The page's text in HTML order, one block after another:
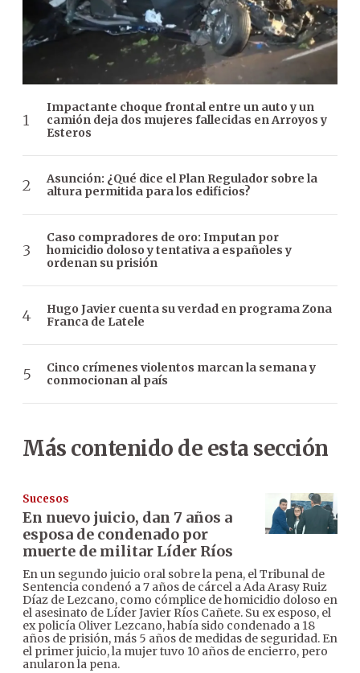
Impactante choque frontal entre un auto y un
camión deja dos mujeres fallecidas en Arroyos y
Esteros
Asunción: ¿Qué dice el Plan Regulador sobre la
altura permitida para los edificios?
Caso compradores de oro: Imputan por
homicidio doloso y tentativa a españoles y
ordenan su prisión
Hugo Javier cuenta su verdad en programa Zona
Franca de Latele
Cinco crímenes violentos marcan la semana y
conmocionan al país
Más contenido de esta sección
Sucesos
En nuevo juicio, dan 7 años a
esposa de condenado por
muerte de militar Líder Ríos
En un segundo juicio oral sobre la pena, el Tribunal de
Sentencia condenó a 7 años de cárcel a Ada Arasy Ruiz
Díaz de Lezcano, como cómplice de homicidio doloso en
el asesinato de Líder Javier Ríos Cañete. Su ex esposo, el
ex policía Oliver Lezcano, había sido condenado a 18
años de prisión, más 5 años de medidas de seguridad. En
el primer juicio, la mujer tuvo 10 años de encierro, pero
anularon la pena.